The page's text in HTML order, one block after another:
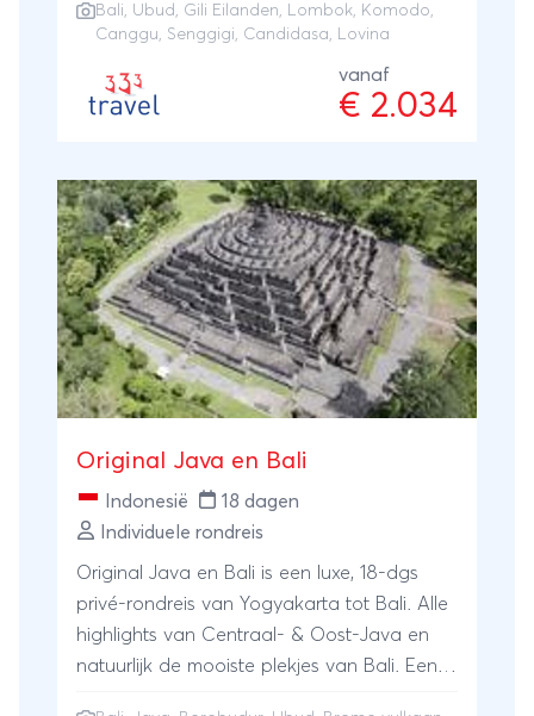
Gili Trawangan geniet je van spierwitte
godeneiland Bali verken je o.a. Candidasa,
Lovina en Ubud. En op Komodo ga je op
Bali Ubud Gili Eilanden Lombok Komodo
Canggu
Senggigi , Candidasa, Lovina
vanaf
€ 2.034
Original Java en Bali
Indonesië
18 dagen
Individuele rondreis
Original Java en Bali is een luxe, 18-dgs
privé-rondreis van Yogyakarta tot Bali. Alle
highlights van Centraal- & Oost-Java en
natuurlijk de mooiste plekjes van Bali. Een